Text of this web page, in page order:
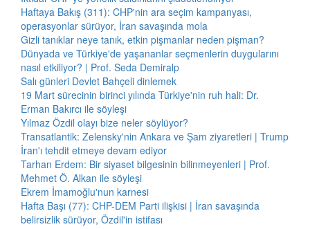
Haftaya Bakış (311): CHP'nin ara seçim kampanyası,
operasyonlar sürüyor, İran savaşında mola
Gizli tanıklar neye tanık, etkin pişmanlar neden pişman?
Dünyada ve Türkiye'de yaşananlar seçmenlerin duygularını
nasıl etkiliyor? | Prof. Seda Demiralp
Salı günleri Devlet Bahçeli dinlemek
19 Mart sürecinin birinci yılında Türkiye'nin ruh hali: Dr.
Erman Bakırcı ile söyleşi
Yılmaz Özdil olayı bize neler söylüyor?
Transatlantik: Zelensky'nin Ankara ve Şam ziyaretleri | Trump
İran'ı tehdit etmeye devam ediyor
Tarhan Erdem: Bir siyaset bilgesinin bilinmeyenleri | Prof.
Mehmet Ö. Alkan ile söyleşi
Ekrem İmamoğlu'nun karnesi
Hafta Başı (77): CHP-DEM Parti ilişkisi | İran savaşında
belirsizlik sürüyor, Özdil'in istifası